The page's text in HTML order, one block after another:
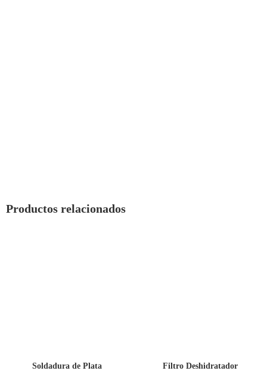
Productos relacionados
Soldadura de Plata Filtro Deshidratador